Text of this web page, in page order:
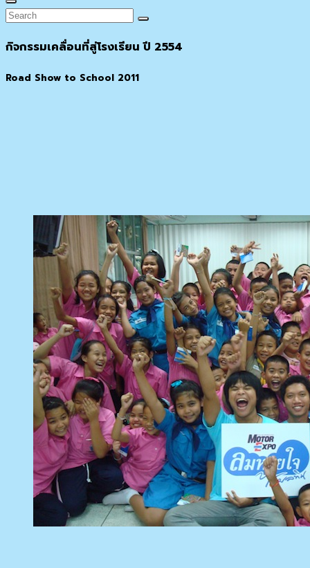
Search
Search
Search
กิจกรรมเคลื่อนที่สู่โรงเรียน ปี 2554
Road Show to School 2011